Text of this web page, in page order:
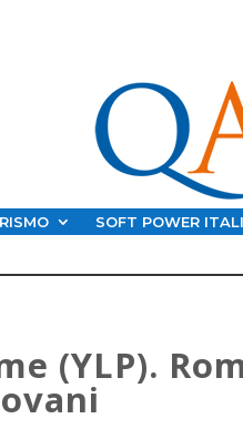
SOFT POWER
(YLP).